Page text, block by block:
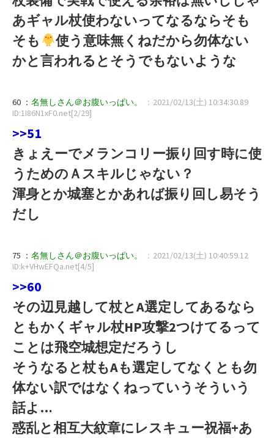
あギャル杖使わないってなるならそも
そも
使う意味無くねだから勿体ない
かと言われるとそうでもないような
60 ： 名無しさん＠お腹いっぱい。
：2021/02/13(土) 10:34:30.89
ID:1I86N1xF0.net[2/29]
>>51
きょえーでメランコリー振り回す時に使
うためのＡスキルじゃない？
渾身とか城塞とかあれば振り回し易そう
だし
75 ： 名無しさん＠お腹いっぱい。
：2021/02/13(土) 10:40:59.12
ID:k+VHwEFQa.net[4/5]
>>60
その辺見越して杖とA選定してあるなら
ともかくギャル杖HP攻撃2つけてるって
ことは飛空城想定だろうし
そうなると杖もAも選定してなくとも勿
体ない訳ではなくねっていうそういう
話よ…
惑乱と相互大紋章にレスキュー祝福+あ